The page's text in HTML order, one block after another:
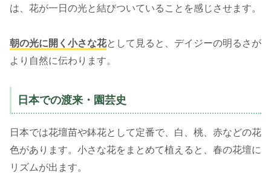
は、花が一日の光と結びついていることを感じさせます。
朝の光に開く小さな花として見ると、デイジーの明るさが
より自然に伝わります。
日本での渡来・園芸史
日本では花壇苗や鉢花として定番で、白、桃、赤などの花
色があります。小さな花をまとめて植えると、春の花壇に
リズムが出ます。